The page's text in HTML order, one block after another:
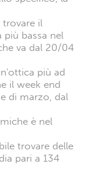
trovare il
bassa nel
va dal 20/04
più ad
il week end
di marzo, dal
è nel
trovare delle
pari a 134